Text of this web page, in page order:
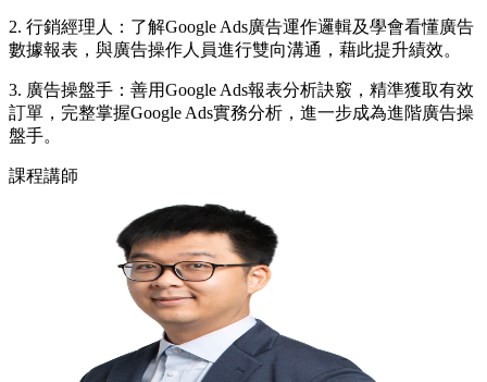
2. 行銷經理人：了解Google Ads廣告運作邏輯及學會看懂廣告
數據報表，與廣告操作人員進行雙向溝通，藉此提升績效。
3. 廣告操盤手：善用Google Ads報表分析訣竅，精準獲取有效
訂單，完整掌握Google Ads實務分析，進一步成為進階廣告操
盤手。
課程講師